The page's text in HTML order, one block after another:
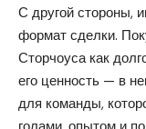
С другой стороны,
формат сделки.
Сторчоуса как
его ценность — в
для команды,